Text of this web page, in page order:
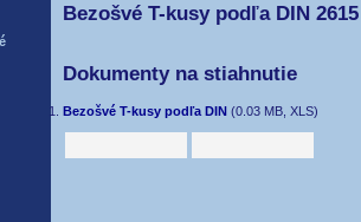
Bezošvé T-kusy podľa DIN 2615
Dokumenty na stiahnutie
Bezošvé T-kusy podľa DIN (0.03 MB, XLS)